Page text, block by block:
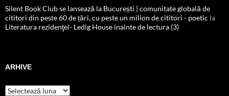
Silent Book Club se lansează la București | comunitate globală de
cititori din peste 60 de țări, cu peste un milion de cititori - poetic la
Literatura rezidenţei- Ledig House inainte de lectura (3)
ARHIVE
Arhive